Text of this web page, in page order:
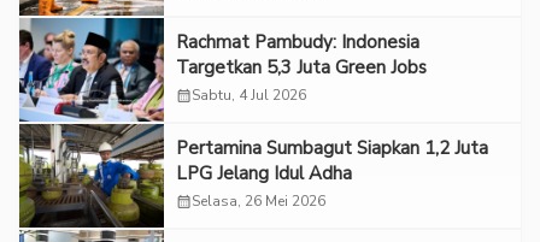
Rachmat Pambudy: Indonesia
Targetkan 5,3 Juta Green Jobs
calendar_monthSabtu, 4 Jul 2026
Pertamina Sumbagut Siapkan 1,2 Juta
LPG Jelang Idul Adha
calendar_monthSelasa, 26 Mei 2026